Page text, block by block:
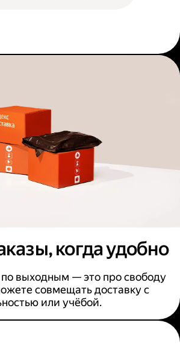
когда удобно
выходным — это про свободу
совмещать доставку с
или учёбой.